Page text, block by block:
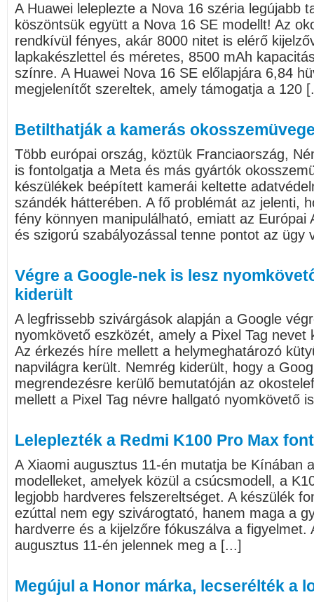
A Huawei leleplezte a Nova 16 széria legújabb
köszöntsük együtt a Nova 16 SE modellt! Az
rendkívül fényes, akár 8000 nitet is elérő
lapkakészlettel és méretes, 8500 mAh
színre. A Huawei Nova 16 SE előlapjára 6,84
megjelenítőt szereltek, amely támogatja a 120
Betilthatják a kamerás
Több európai ország, köztük Franciaország,
is fontolgatja a Meta és más gyártók
készülékek beépített kamerái keltette
szándék hátterében. A fő problémát az jelenti,
fény könnyen manipulálható, emiatt az Európai
és szigorú szabályozással tenne pontot az ügy
Végre a Google-nek is lesz
kiderült
A legfrissebb szivárgások alapján a Google
nyomkövető eszközét, amely a Pixel Tag nevet
Az érkezés híre mellett a helymeghatározó
napvilágra került. Nemrég kiderült, hogy a
megrendezésre kerülő bemutatóján az
mellett a Pixel Tag névre hallgató nyomkövető
Leleplezték a Redmi K100 Pro Max
A Xiaomi augusztus 11-én mutatja be Kínában
modelleket, amelyek közül a csúcsmodell, a
legjobb hardveres felszereltséget. A készülék
ezúttal nem egy szivárogtató, hanem maga a
hardverre és a kijelzőre fókuszálva a figyelmet.
augusztus 11-én jelennek meg a [...]
Megújul a Honor márka, lecserélték a